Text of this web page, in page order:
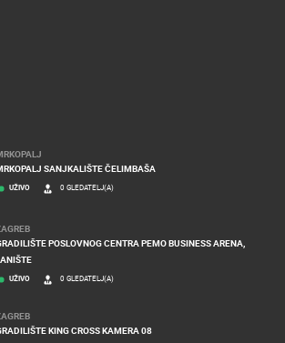
SANJKALIŠTE ČELIMBAŠA
UŽIVO 0 GLEDATELJ(A)
POSLOVNOG CENTRA PEMO BUSINESS ARENA,
UŽIVO 0 GLEDATELJ(A)
KING CROSS KAMERA 08